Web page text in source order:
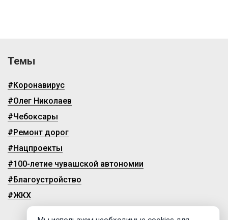
Темы
#Коронавирус
#Олег Николаев
#Чебоксары
#Ремонт дорог
#Нацпроекты
#100-летие чувашской автономии
#Благоустройство
#ЖКХ